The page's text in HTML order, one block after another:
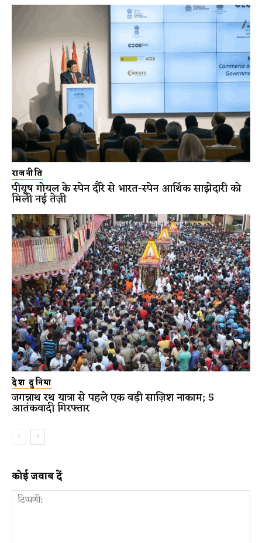
राजनीति
पीयूष गोयल के स्पेन दौरे से भारत-स्पेन आर्थिक साझेदारी को
मिली नई तेज़ी
देश दुनिया
जगन्नाथ रथ यात्रा से पहले एक बड़ी साज़िश नाकाम; 5
आतंकवादी गिरफ्तार
कोई जवाब दें